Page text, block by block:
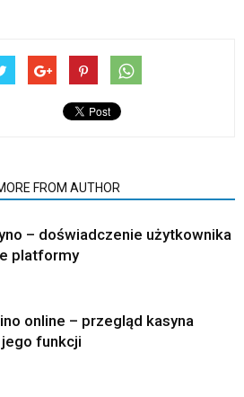
FROM AUTHOR
– doświadczenie użytkownika
platformy
online – przegląd kasyna
funkcji